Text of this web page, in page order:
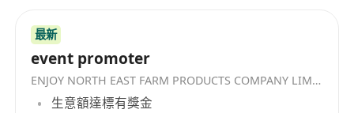
私有化部署、渠道销售和大客户销售的不同打法。
3、有从 0 到 1 推动新产品商业化的经验，能亲自
打样板客户，而不是只管理成熟销售团队。
4、能够与 CTO、研发负责人、数字化负责人、项
最新
event promoter
ENJOY NORTH EAST FARM PRODUCTS COMPANY LIMITED
生意額達標有獎金